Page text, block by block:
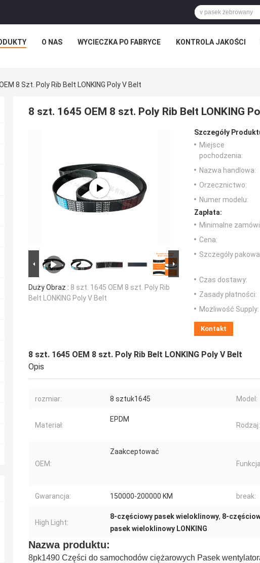
O NAS WYCIECZKA PO FABRYCE KONTROLA JAKOŚCI
8 Szt. Poly Rib Belt LONKING Poly V Belt
8 szt. 1645 OEM 8 szt. Poly Rib Belt LONKING
Duży Obraz : 8 szt. 1645 OEM 8 szt. Poly Rib
Belt LONKING Poly V Belt
Szczegóły
Miejsce
pochodzenia:
Nazwa handlowa:
Orzecznictwo:
Numer modelu:
Zapłata:
Minimalne
Cena:
Szczegóły
Czas dostawy:
Zasady płatności:
Możliwość Supply:
Kontakt
8 szt. 1645 OEM 8 szt. Poly Rib Belt LONKING Poly V Belt
Opis
rozmiar: 8 sztuk1645 Model:
Materiał:
EPDM
Rodzaj:
OEM:
Zaakceptować
Gwarancja: 150000-200000 KM break:
High Light:
8-częściowy pasek wieloklinowy, 8-
pasek wieloklinowy LONKING
Nazwa produktu:
8pk1490 Części do samochodów ciężarowych Pasek